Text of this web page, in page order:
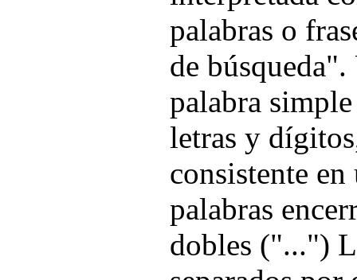
palabras o
de
palabra
letras y
consistente en
palabras
dobles ("...")